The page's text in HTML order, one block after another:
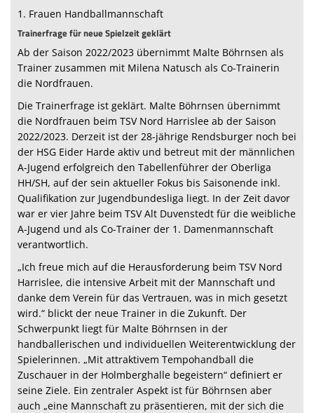
Spielplan
HEIMSPIEL - Unser Hallenheft
1. Frauen Handballmannschaft
Trainerfrage für neue Spielzeit geklärt
Ab der Saison 2022/2023 übernimmt Malte Böhrnsen als
Trainer zusammen mit Milena Natusch als Co-Trainerin
die Nordfrauen.
Die Trainerfrage ist geklärt. Malte Böhrnsen übernimmt
die Nordfrauen beim TSV Nord Harrislee ab der Saison
2022/2023. Derzeit ist der 28-jährige Rendsburger noch bei
der HSG Eider Harde aktiv und betreut mit der männlichen
A-Jugend erfolgreich den Tabellenführer der Oberliga
HH/SH, auf der sein aktueller Fokus bis Saisonende inkl.
Qualifikation zur Jugendbundesliga liegt. In der Zeit davor
war er vier Jahre beim TSV Alt Duvenstedt für die weibliche
A-Jugend und als Co-Trainer der 1. Damenmannschaft
verantwortlich.
„Ich freue mich auf die Herausforderung beim TSV Nord
Harrislee, die intensive Arbeit mit der Mannschaft und
danke dem Verein für das Vertrauen, was in mich gesetzt
wird.“ blickt der neue Trainer in die Zukunft. Der
Schwerpunkt liegt für Malte Böhrnsen in der
handballerischen und individuellen Weiterentwicklung der
Spielerinnen. „Mit attraktivem Tempohandball die
Zuschauer in der Holmberghalle begeistern“ definiert er
seine Ziele. Ein zentraler Aspekt ist für Böhrnsen aber
auch „eine Mannschaft zu präsentieren, mit der sich die